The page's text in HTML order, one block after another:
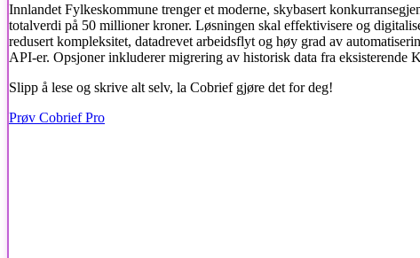
Innlandet Fylkeskommune trenger et moderne, skybasert
totalverdi på 50 millioner kroner. Løsningen skal effektivisere og
redusert kompleksitet, datadrevet arbeidsflyt og høy grad av
API-er. Opsjoner inkluderer migrering av historisk data fra
Slipp å lese og skrive alt selv, la Cobrief gjøre det for deg!
Prøv Cobrief Pro